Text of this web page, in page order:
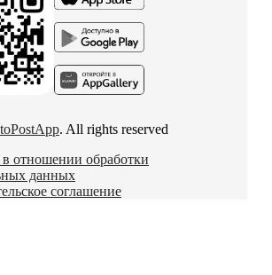
. All rights reserved
отношении обработки
данных
соглашение